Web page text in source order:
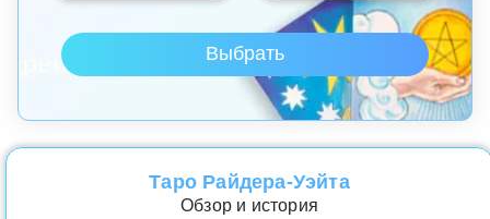
Таро Райдера-Уэйта
Обзор и история